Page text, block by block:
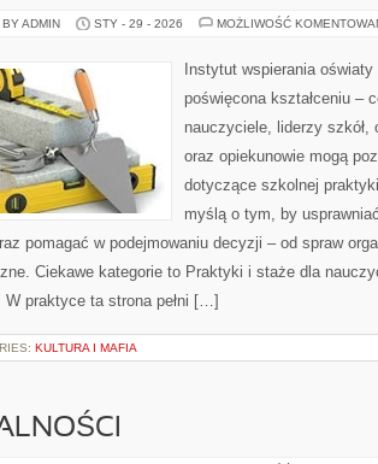
ADMIN STY - 29 - 2026 MOŻLIWOŚĆ
Instytut wspierania
poświęcona kształceniu –
nauczyciele, liderzy szkół,
oraz opiekunowie mogą
dotyczące szkolnej
myślą o tym, by
pomagać w podejmowaniu decyzji – od spraw
Ciekawe kategorie to Praktyki i staże dla
W praktyce ta strona pełni […]
KULTURA I MAFIA